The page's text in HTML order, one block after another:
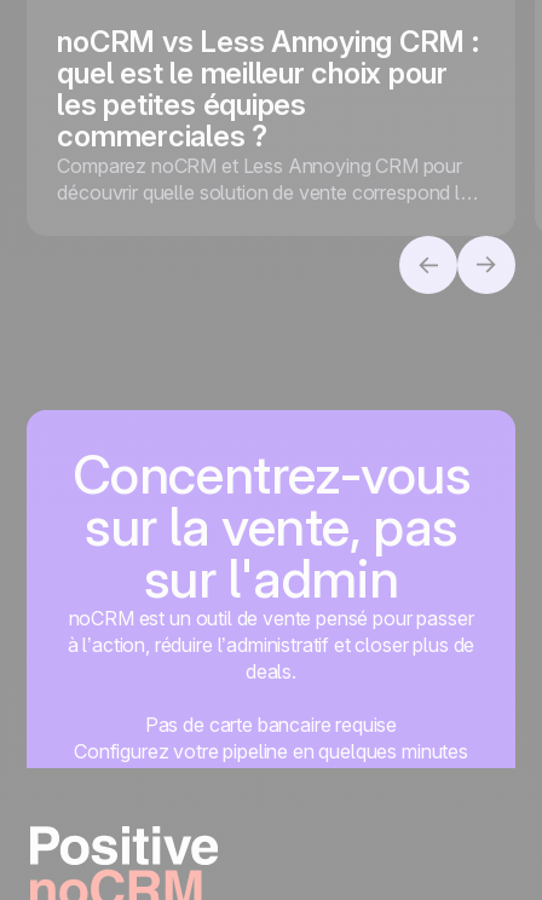
noCRM vs Less Annoying CRM :
quel est le meilleur choix pour
les petites équipes
commerciales ?
Comparez noCRM et Less Annoying CRM pour
découvrir quelle solution de vente correspond le
privilégiez la conversion des leads ou la gestion
Concentrez-vous
sur la vente, pas
sur l'admin
noCRM est un outil de vente pensé pour passer
à l’action, réduire l’administratif et closer plus de
deals.
Pas de carte bancaire requise
Configurez votre pipeline en quelques minutes